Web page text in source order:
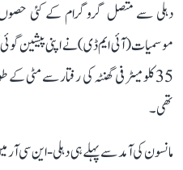
دہلی سے متصل گروگرام کے کئی حصوں
35 کلومیٹر فی گھنٹہ کی رفتار سے مٹی
تھی۔
مانسون کی آمد سے پہلے ہی دہلی-این سی